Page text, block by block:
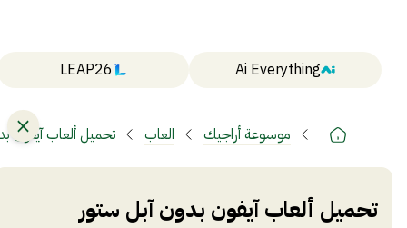
Ai Everything
LEAP26
موسوعة أراجيك العاب تحميل ألعاب آيفون
تحميل ألعاب آيفون بدون آبل ستور